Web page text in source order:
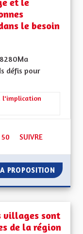
le besoin
défis pour
solidarités, les soins
l'implication
50 50 ABONNÉS
SUIVRE
PROPOSITION
villages sont
de la région